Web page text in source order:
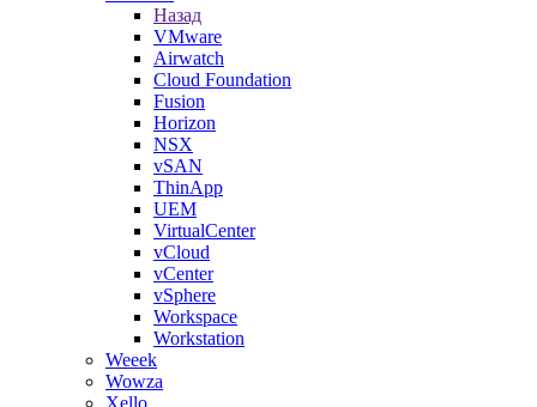
Назад
VMware
Airwatch
Cloud Foundation
Fusion
Horizon
NSX
vSAN
ThinApp
UEM
VirtualCenter
vCloud
vCenter
vSphere
Workspace
Workstation
Weeek
Wowza
Xello